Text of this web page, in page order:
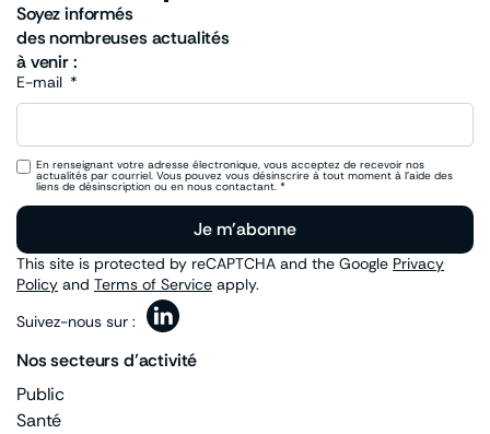
Nos secteurs d’activité
Public
Santé
Soyez informés
des nombreuses actualités
à venir :
E-mail
En renseignant votre adresse électronique, vous acceptez de recevoir nos
actualités par courriel. Vous pouvez vous désinscrire à tout moment à l’aide des
liens de désinscription ou en nous contactant. *
Je m'abonne
This site is protected by reCAPTCHA and the Google Privacy
Policy and Terms of Service apply.
Suivez-nous sur :